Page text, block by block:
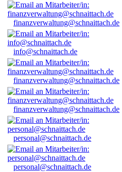
finanzverwaltung@schnaittach.de
info@schnaittach.de
finanzverwaltung@schnaittach.de
finanzverwaltung@schnaittach.de
personal@schnaittach.de
personal@schnaittach.de